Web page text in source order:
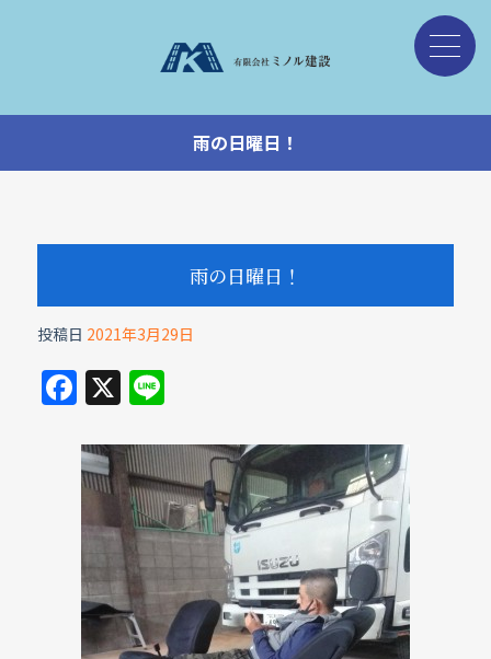
雨の日曜日！
雨の日曜日！
投稿日 2021年3月29日
F
a
c
e
b
o
o
k
X Li
e